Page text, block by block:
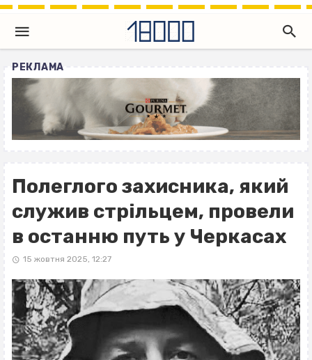
РЕКЛАМА
Полеглого захисника, який
служив стрільцем, провели
в останню путь у Черкасах
15 жовтня 2025, 12:27